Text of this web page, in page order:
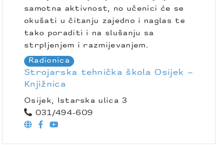
samotna aktivnost, no učenici će se
okušati u čitanju zajedno i naglas te
tako poraditi i na slušanju sa
strpljenjem i razmijevanjem.
Radionica
Strojarska tehnička škola Osijek –
Knjižnica
Osijek, Istarska ulica 3
031/494-609